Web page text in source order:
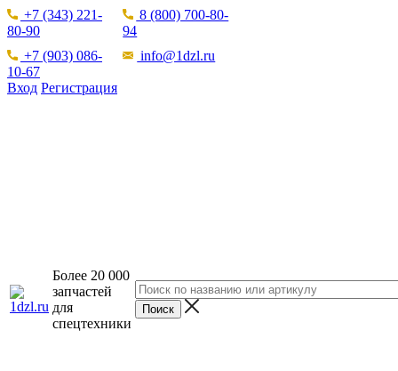
+7 (343) 221-
80-90
8 (800) 700-80-
94
+7 (903) 086-
10-67
info@1dzl.ru
Вход Регистрация
Более 20 000
запчастей
для
спецтехники